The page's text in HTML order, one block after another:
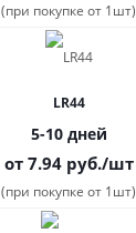
(при покупке от 1шт)
LR44
5-10 дней
от 7.94 руб./шт
(при покупке от 1шт)